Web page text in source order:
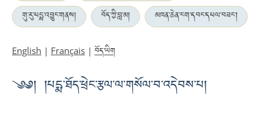
གུ་རུ་པདྨ་འབྱུང་གནས།
བོད་ཀྱི་བླ་མ། མཁན་ཆེན་ངག་དབང་དཔལ་བཟང་།
English | Français | བོད་ཡིག
༄༅། །པདྨ་ཐོད་ཕྲེང་རྩལ་ལ་གསོལ་བ་འདེབས་པ།